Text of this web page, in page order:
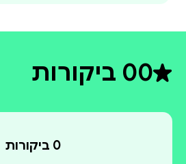
0דירוג ממוצע 0 מתוך 5
0 ביקורות
0 ביקורות